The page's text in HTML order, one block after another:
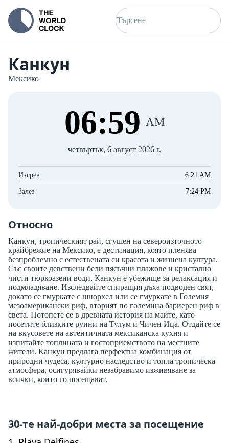
Канкун
Мексико
06:59 AM
четвъртък, 6 август 2026 г.
Изгрев 6:21 AM
Залез 7:24 PM
Относно
Канкун, тропическият рай, сгушен на североизточното
крайбрежие на Мексико, е дестинация, която пленява
безпроблемно с естествената си красота и жизнена култура.
Със своите девствени бели пясъчни плажове и кристално
чисти тюркоазени води, Канкун е убежище за релаксация и
подмладяване. Изследвайте спиращия дъха подводен свят,
докато се гмуркате с шнорхел или се гмуркате в Големия
мезоамерикански риф, вторият по големина бариерен риф в
света. Потопете се в древната история на маите, като
посетите близките руини на Тулум и Чичен Ица. Отдайте се
на вкусовете на автентичната мексиканска кухня и
изпитайте топлината и гостоприемството на местните
жители. Канкун предлага перфектна комбинация от
природни чудеса, културно наследство и топла тропическа
атмосфера, осигурявайки незабравимо изживяване за
всички, които го посещават.
30-те най-добри места за посещение